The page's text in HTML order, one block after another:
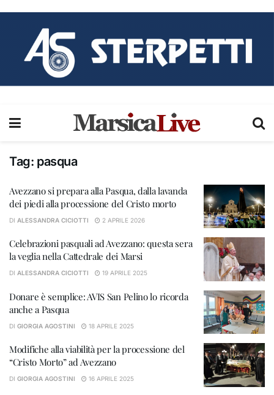
Tag: pasqua
Avezzano si prepara alla Pasqua, dalla lavanda
dei piedi alla processione del Cristo morto
DI ALESSANDRA CICIOTTI 2 APRILE 2026
Celebrazioni pasquali ad Avezzano: questa sera
la veglia nella Cattedrale dei Marsi
DI ALESSANDRA CICIOTTI 19 APRILE 2025
Donare è semplice: AVIS San Pelino lo ricorda
anche a Pasqua
DI GIORGIA AGOSTINI 18 APRILE 2025
Modifiche alla viabilità per la processione del
“Cristo Morto” ad Avezzano
DI GIORGIA AGOSTINI 16 APRILE 2025